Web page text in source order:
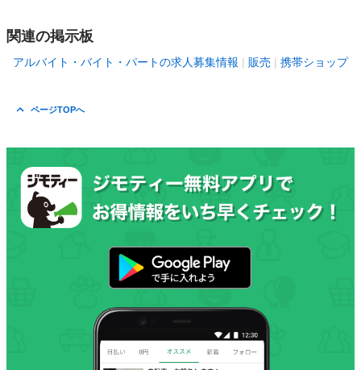
関連の掲示板
アルバイト・バイト・パートの求人募集情報 販売 携帯ショップ
ページTOPへ